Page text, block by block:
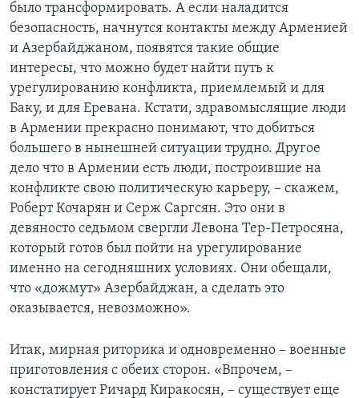
было трансформировать. А если наладится
безопасность, начнутся контакты между Арменией
и Азербайджаном, появятся такие общие
интересы, что можно будет найти путь к
урегулированию конфликта, приемлемый и для
Баку, и для Еревана. Кстати, здравомыслящие люди
в Армении прекрасно понимают, что добиться
большего в нынешней ситуации трудно. Другое
дело что в Армении есть люди, построившие на
конфликте свою политическую карьеру, – скажем,
Роберт Кочарян и Серж Саргсян. Это они в
девяносто седьмом свергли Левона Тер-Петросяна,
который готов был пойти на урегулирование
именно на сегодняшних условиях. Они обещали,
что «дожмут» Азербайджан, а сделать это
оказывается, невозможно».
Итак, мирная риторика и одновременно – военные
приготовления с обеих сторон. «Впрочем, –
констатирует Ричард Киракосян, – существует еще